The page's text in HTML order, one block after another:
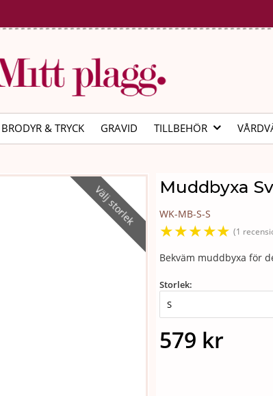
BRODYR & TRYCK GRAVID TILLBEHÖR
Välj storlek Muddbyxa
WK-MB-S-S
★★★★★ (1
Bekväm muddbyxa för
Storlek:
579 kr